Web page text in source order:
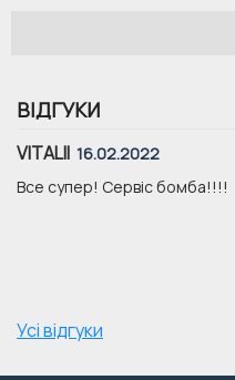
ВІДГУКИ
VITALII 16.02.2022
Все супер! Сервіс бомба!!!!
Усі відгуки